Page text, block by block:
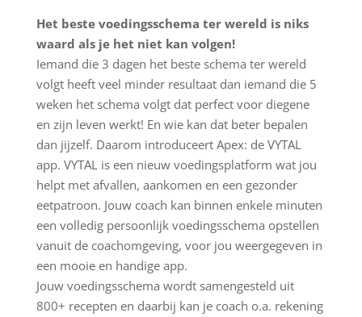
Het beste voedingsschema ter wereld is niks
waard als je het niet kan volgen!
Iemand die 3 dagen het beste schema ter wereld
volgt heeft veel minder resultaat dan iemand die 5
weken het schema volgt dat perfect voor diegene
en zijn leven werkt! En wie kan dat beter bepalen
dan jijzelf. Daarom introduceert Apex: de VYTAL
app. VYTAL is een nieuw voedingsplatform wat jou
helpt met afvallen, aankomen en een gezonder
eetpatroon. Jouw coach kan binnen enkele minuten
een volledig persoonlijk voedingsschema opstellen
vanuit de coachomgeving, voor jou weergegeven in
een mooie en handige app.
Jouw voedingsschema wordt samengesteld uit
800+ recepten en daarbij kan je coach o.a. rekening